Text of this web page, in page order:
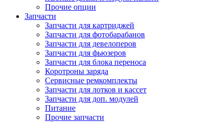
Прочие опции
Запчасти
Запчасти для картриджей
Запчасти для фотобарабанов
Запчасти для девелоперов
Запчасти для фьюзеров
Запчасти для блока переноса
Коротроны заряда
Сервисные ремкомплекты
Запчасти для лотков и кассет
Запчасти для доп. модулей
Питание
Прочие запчасти